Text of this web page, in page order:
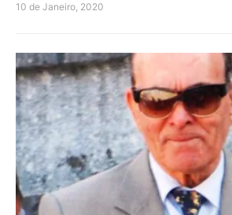
10 de Janeiro, 2020